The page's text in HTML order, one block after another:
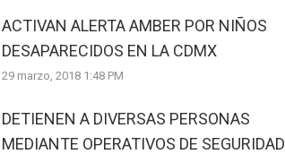
ACTIVAN ALERTA AMBER POR NIÑOS
DESAPARECIDOS EN LA CDMX
29 marzo, 2018 1:48 PM
DETIENEN A DIVERSAS PERSONAS
MEDIANTE OPERATIVOS DE SEGURIDAD